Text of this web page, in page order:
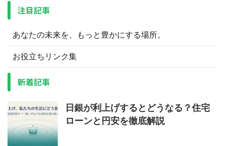
注目記事
あなたの未来を、もっと豊かにする場所。
お役立ちリンク集
新着記事
日銀が利上げするとどうなる？住宅
ローンと円安を徹底解説